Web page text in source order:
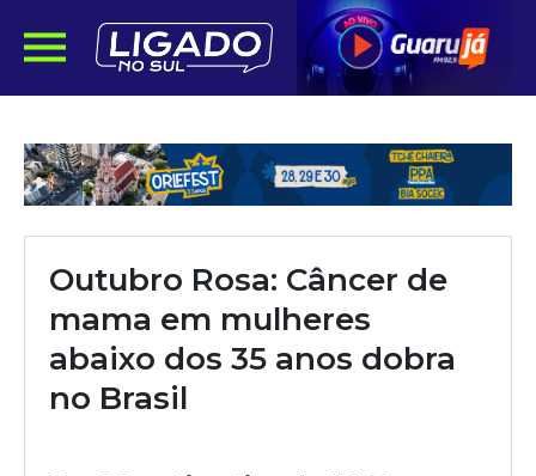
Outubro Rosa: Câncer de
mama em mulheres
abaixo dos 35 anos dobra
no Brasil